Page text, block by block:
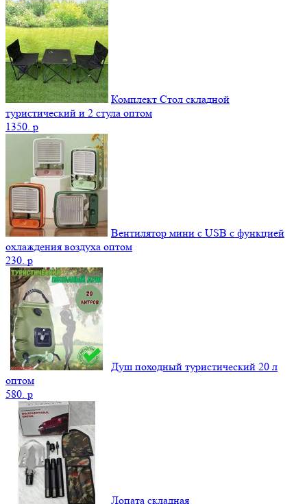
Комплект Стол складной
туристический и 2 стула оптом
1350. p
Вентилятор мини с USB с функцией
охлаждения воздуха оптом
230. p
Душ походный туристический 20 л
оптом
580. p
Лопата складная